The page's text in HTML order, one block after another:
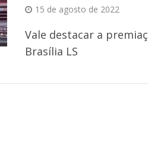
15 de agosto de 2022
Vale destacar a
Brasília LS